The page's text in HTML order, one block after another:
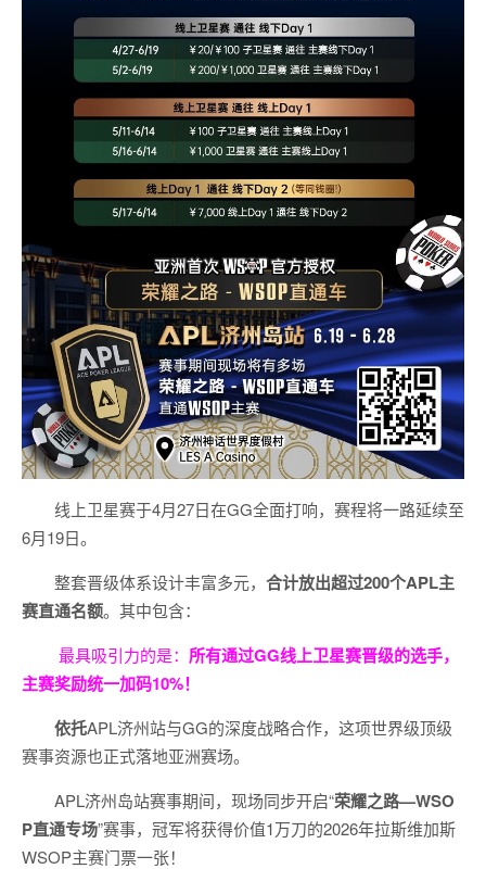
线上卫星赛于4月27日在GG全面打响，赛程将一路延续至
6月19日。
整套晋级体系设计丰富多元， 合计放出超过200个APL主
赛直通名额。其中包含：
最具吸引力的是： 所有通过GG线上卫星赛晋级的选手，
主赛奖励统一加码10%！
依托APL济州站与GG的深度战略合作，这项世界级顶级
赛事资源也正式落地亚洲赛场。
APL济州岛站赛事期间，现场同步开启“荣耀之路—WSO
P直通专场”赛事，冠军将获得价值1万刀的2026年拉斯维加斯
WSOP主赛门票一张！